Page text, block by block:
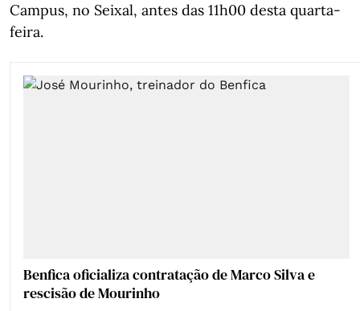
Campus, no Seixal, antes das 11h00 desta quarta-
feira.
Benfica oficializa contratação de Marco Silva e
rescisão de Mourinho